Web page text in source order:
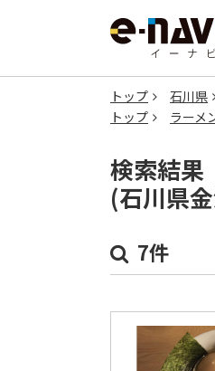
トップ 石川県
トップ
ラーメ
検索結果
(石川県
7件